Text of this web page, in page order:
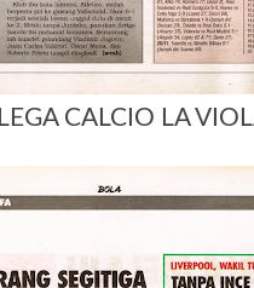
LEGA CALCIO LA